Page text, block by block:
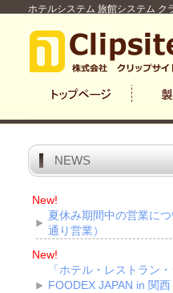
ホテルシステム 旅館システム ク
NEWS
New!
夏休み期間中の営業に
通り営業）
New!
「ホテル・レストラン
FOODEX JAPAN in 関